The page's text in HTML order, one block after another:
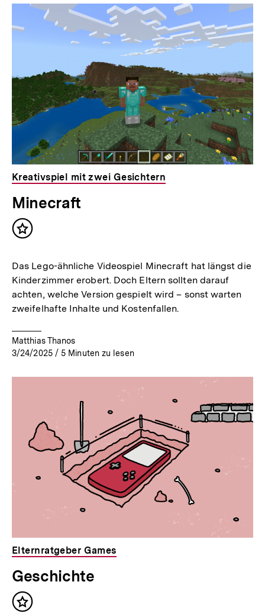
Kreativspiel mit zwei Gesichtern
Minecraft
Inhalt
Das Lego-ähnliche Videospiel Minecraft hat längst die
Kinderzimmer erobert. Doch Eltern sollten darauf
achten, welche Version gespielt wird – sonst warten
zweifelhafte Inhalte und Kostenfallen.
Matthias Thanos
3/24/2025 / 5 Minuten zu lesen
Elternratgeber Games
Geschichte
Inhalt